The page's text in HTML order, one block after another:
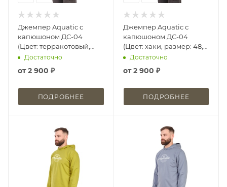
Джемпер Aquatic с
капюшоном ДС-04
(Цвет: терракотовый,
размер: 46, принт: Logic
Достаточно
от2 900 ₽
ПОДРОБНЕЕ
Джемпер Aquatic с
капюшоном ДС-04
(Цвет: хаки, размер: 48,
принт: Logic Carp)
Достаточно
от2 900 ₽
ПОДРОБНЕЕ